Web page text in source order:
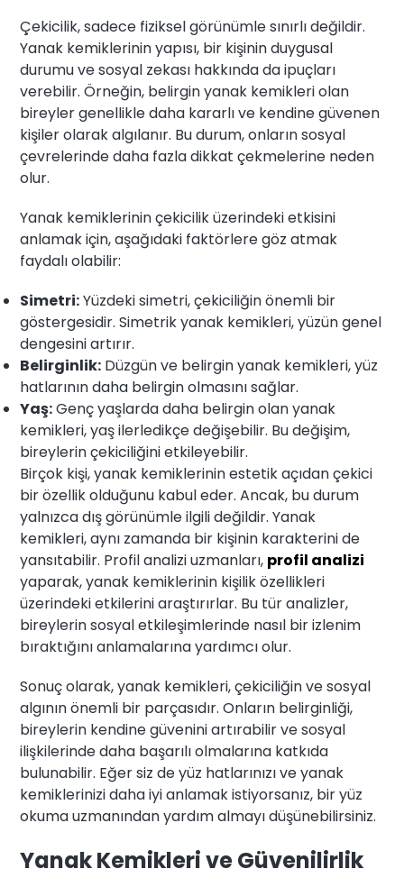
Çekicilik, sadece fiziksel görünümle sınırlı değildir.
Yanak kemiklerinin yapısı, bir kişinin duygusal
durumu ve sosyal zekası hakkında da ipuçları
verebilir. Örneğin, belirgin yanak kemikleri olan
bireyler genellikle daha kararlı ve kendine güvenen
kişiler olarak algılanır. Bu durum, onların sosyal
çevrelerinde daha fazla dikkat çekmelerine neden
olur.
Yanak kemiklerinin çekicilik üzerindeki etkisini
anlamak için, aşağıdaki faktörlere göz atmak
faydalı olabilir:
Simetri:Yüzdeki simetri, çekiciliğin önemli bir
göstergesidir. Simetrik yanak kemikleri, yüzün genel
dengesini artırır.
Belirginlik: Düzgün ve belirgin yanak kemikleri, yüz
hatlarının daha belirgin olmasını sağlar.
Yaş:Genç yaşlarda daha belirgin olan yanak
kemikleri, yaş ilerledikçe değişebilir. Bu değişim,
bireylerin çekiciliğini etkileyebilir.
Birçok kişi, yanak kemiklerinin estetik açıdan çekici
bir özellik olduğunu kabul eder. Ancak, bu durum
yalnızca dış görünümle ilgili değildir. Yanak
kemikleri, aynı zamanda bir kişinin karakterini de
yansıtabilir. Profil analizi uzmanları, profil analizi
yaparak, yanak kemiklerinin kişilik özellikleri
üzerindeki etkilerini araştırırlar. Bu tür analizler,
bireylerin sosyal etkileşimlerinde nasıl bir izlenim
bıraktığını anlamalarına yardımcı olur.
Sonuç olarak, yanak kemikleri, çekiciliğin ve sosyal
algının önemli bir parçasıdır. Onların belirginliği,
bireylerin kendine güvenini artırabilir ve sosyal
ilişkilerinde daha başarılı olmalarına katkıda
bulunabilir. Eğer siz de yüz hatlarınızı ve yanak
kemiklerinizi daha iyi anlamak istiyorsanız, bir yüz
okuma uzmanından yardım almayı düşünebilirsiniz.
Yanak Kemikleri ve Güvenilirlik